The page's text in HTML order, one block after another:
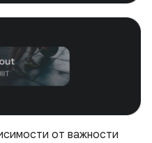
от важности